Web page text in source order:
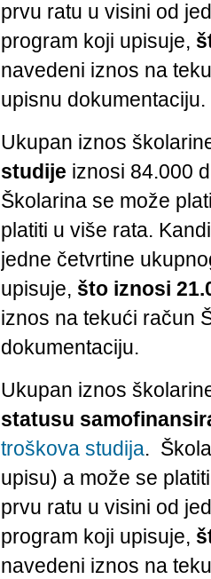
prvu ratu u visini od
program koji upisuje,
navedeni iznos na
upisnu dokumentaciju.
Ukupan iznos
studije iznosi 84.000
Školarina se može
platiti u više rata.
jedne četvrtine
upisuje, što iznosi
iznos na tekući račun
dokumentaciju.
Ukupan iznos
statusu
troškova studija.
upisu) a može se
prvu ratu u visini od
program koji upisuje,
navedeni iznos na